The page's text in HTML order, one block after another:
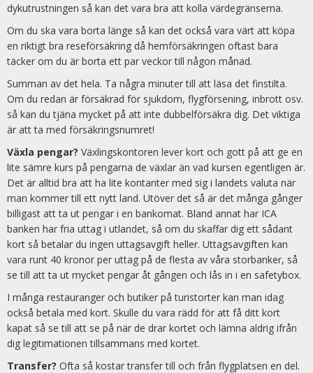
dykutrustningen så kan det vara bra att kolla värdegränserna.
Om du ska vara borta länge så kan det också vara värt att köpa
en riktigt bra reseförsäkring då hemförsäkringen oftast bara
täcker om du är borta ett par veckor till någon månad.
Summan av det hela. Ta några minuter till att läsa det finstilta.
Om du redan är försäkrad för sjukdom, flygförsening, inbrott osv.
så kan du tjäna mycket på att inte dubbelförsäkra dig. Det viktiga
är att ta med försäkringsnumret!
Växla pengar? Växlingskontoren lever kort och gott på att ge en
lite sämre kurs på pengarna de växlar än vad kursen egentligen är.
Det är alltid bra att ha lite kontanter med sig i landets valuta när
man kommer till ett nytt land. Utöver det så är det många gånger
billigast att ta ut pengar i en bankomat. Bland annat har ICA
banken har fria uttag i utlandet, så om du skaffar dig ett sådant
kort så betalar du ingen uttagsavgift heller. Uttagsavgiften kan
vara runt 40 kronor per uttag på de flesta av våra storbanker, så
se till att ta ut mycket pengar åt gången och lås in i en safetybox.
I många restauranger och butiker på turistorter kan man idag
också betala med kort. Skulle du vara rädd för att få ditt kort
kapat så se till att se på när de drar kortet och lämna aldrig ifrån
dig legitimationen tillsammans med kortet.
Transfer? Ofta så kostar transfer till och från flygplatsen en del.